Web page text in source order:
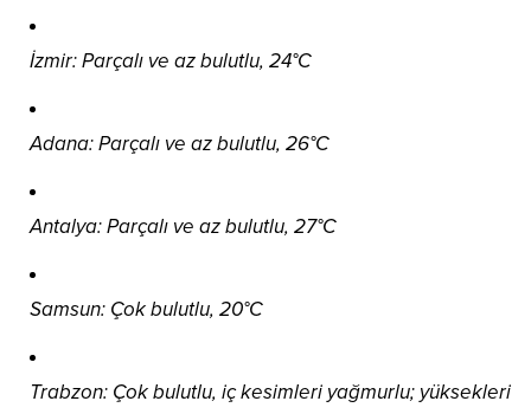
İzmir: Parçalı ve az bulutlu, 24°C
Adana: Parçalı ve az bulutlu, 26°C
Antalya: Parçalı ve az bulutlu, 27°C
Samsun: Çok bulutlu, 20°C
Trabzon: Çok bulutlu, iç kesimleri yağmurlu; yüksekleri